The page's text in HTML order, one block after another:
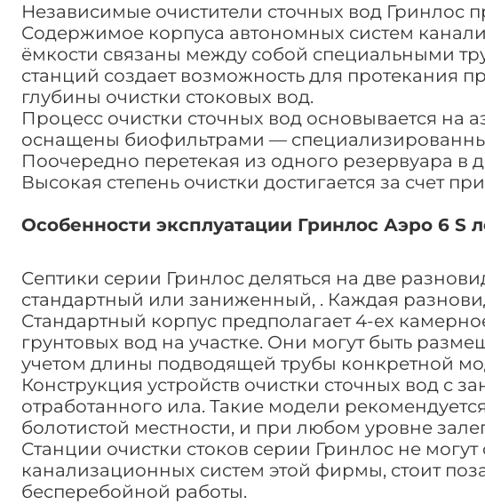
Независимые очистители сточных вод Гринлос
Содержимое корпуса автономных систем
ёмкости связаны между собой специальными
станций создает возможность для протекания
глубины очистки стоковых вод.
Процесс очистки сточных вод основывается на
оснащены биофильтрами —
Поочередно перетекая из одного резервуара
Высокая степень очистки достигается за счет
Особенности эксплуатации Гринлос Аэро 6 S
Септики серии Гринлос деляться на две
стандартный или заниженный, . Каждая
Стандартный корпус предполагает 4-ех
грунтовых вод на участке. Они могут быть
учетом длины подводящей трубы конкретной
Конструкция устройств очистки сточных вод с
отработанного ила. Такие модели
болотистой местности, и при любом уровне
Станции очистки стоков серии Гринлос не
канализационных систем этой фирмы, стоит
бесперебойной работы.